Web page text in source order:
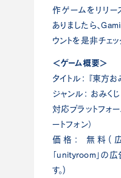
作ゲームをリリー
ありましたら、
ウントを是非チェッ
＜ゲーム概要＞
タイトル： 『東方お
ジャンル： おみくじ
対応プラットフォ
ートフォン）
価格： 無料(
「unityroom」の
す。)